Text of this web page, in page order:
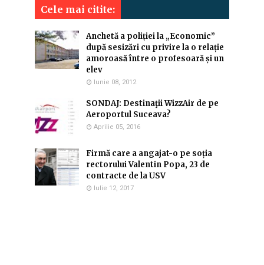
Cele mai citite:
Anchetă a poliției la „Economic”
după sesizări cu privire la o relație
amoroasă între o profesoară și un
elev
Iunie 08, 2012
SONDAJ: Destinaţii WizzAir de pe
Aeroportul Suceava?
Aprilie 05, 2016
Firmă care a angajat-o pe soția
rectorului Valentin Popa, 23 de
contracte de la USV
Iulie 12, 2017